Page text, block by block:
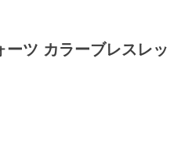
ーツ カラーブレスレッ